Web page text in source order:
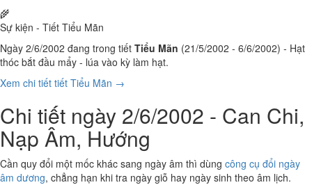
🌾
Sự kiện - Tiết Tiểu Mãn
Ngày 2/6/2002 đang trong tiết Tiểu Mãn (21/5/2002 - 6/6/2002) - Hạt
thóc bắt đầu mẩy - lúa vào kỳ làm hạt.
Xem chi tiết tiết Tiểu Mãn →
Chi tiết ngày 2/6/2002 - Can Chi,
Nạp Âm, Hướng
Cần quy đổi một mốc khác sang ngày âm thì dùng công cụ đổi ngày
âm dương, chẳng hạn khi tra ngày giỗ hay ngày sinh theo âm lịch.